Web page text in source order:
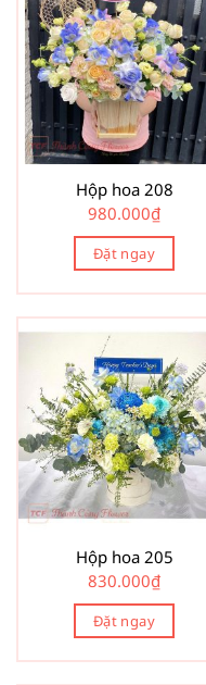
Hộp hoa 208
980.000₫
Đặt ngay
Hộp hoa 205
830.000₫
Đặt ngay